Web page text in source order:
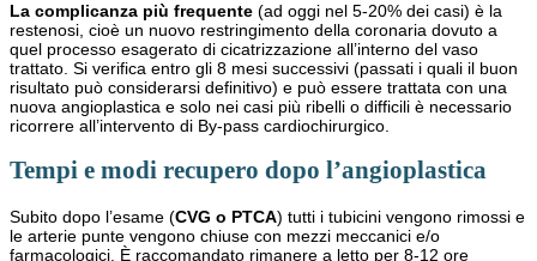
La complicanza più frequente (ad oggi nel 5-20% dei casi) è la
restenosi, cioè un nuovo restringimento della coronaria dovuto a
quel processo esagerato di cicatrizzazione all’interno del vaso
trattato. Si verifica entro gli 8 mesi successivi (passati i quali il buon
risultato può considerarsi definitivo) e può essere trattata con una
nuova angioplastica e solo nei casi più ribelli o difficili è necessario
ricorrere all’intervento di By-pass cardiochirurgico.
Tempi e modi recupero dopo l’angioplastica
Subito dopo l’esame (CVG o PTCA) tutti i tubicini vengono rimossi e
le arterie punte vengono chiuse con mezzi meccanici e/o
farmacologici. È raccomandato rimanere a letto per 8-12 ore